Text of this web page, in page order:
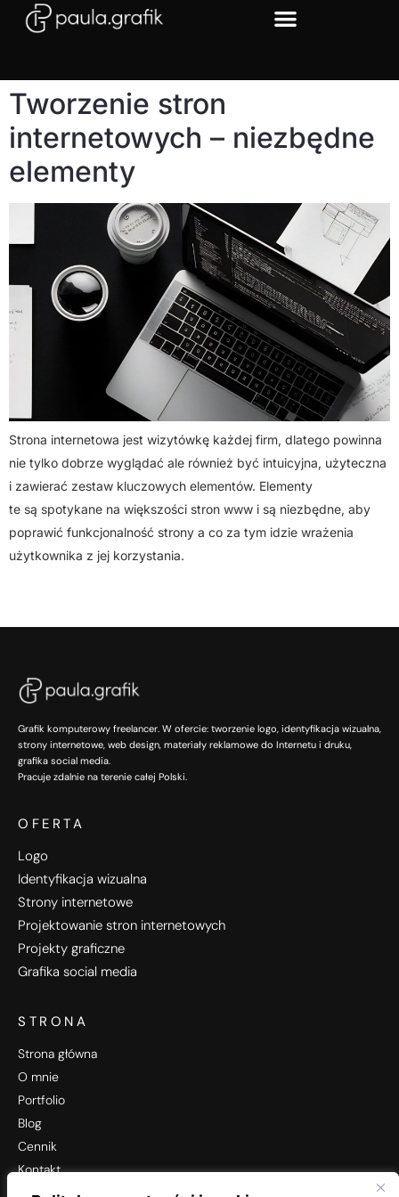
Tworzenie stron
internetowych – niezbędne
elementy
Strona internetowa jest wizytówkę każdej firm, dlatego powinna
nie tylko dobrze wyglądać ale również być intuicyjna, użyteczna
i zawierać zestaw kluczowych elementów. Elementy
te są spotykane na większości stron www i są niezbędne, aby
poprawić funkcjonalność strony a co za tym idzie wrażenia
użytkownika z jej korzystania.
Grafik komputerowy freelancer. W ofercie: tworzenie logo, identyfikacja wizualna,
strony internetowe, web design, materiały reklamowe do Internetu i druku,
grafika social media.
Pracuje zdalnie na terenie całej Polski.
OFERTA
Logo
Identyfikacja wizualna
Strony internetowe
Projektowanie stron internetowych
Projekty graficzne
Grafika social media
STRONA
Strona główna
O mnie
Portfolio
Blog
Cennik
Kontakt